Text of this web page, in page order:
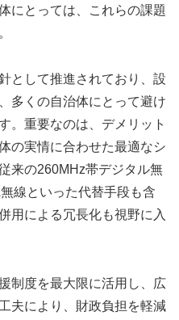
にとっては、これらの課題
として推進されており、設
多くの自治体にとって避け
。重要なのは、デメリット
の実情に合わせた最適なシ
来の260MHz帯デジタル無
線といった代替手段も含
用による冗長化も視野に入
制度を最大限に活用し、広
夫により、財政負担を軽減